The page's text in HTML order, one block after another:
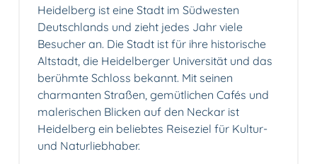
Heidelberg ist eine Stadt im Südwesten
Deutschlands und zieht jedes Jahr viele
Besucher an. Die Stadt ist für ihre historische
Altstadt, die Heidelberger Universität und das
berühmte Schloss bekannt. Mit seinen
charmanten Straßen, gemütlichen Cafés und
malerischen Blicken auf den Neckar ist
Heidelberg ein beliebtes Reiseziel für Kultur-
und Naturliebhaber.